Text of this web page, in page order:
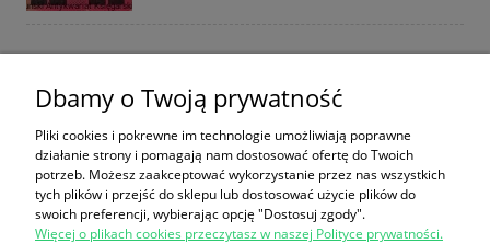
Mój teatr / Iwo Gall
18,90 zł
do koszyka
Dbamy o Twoją prywatność
Pliki cookies i pokrewne im technologie umożliwiają poprawne
działanie strony i pomagają nam dostosować ofertę do Twoich
potrzeb. Możesz zaakceptować wykorzystanie przez nas wszystkich
tych plików i przejść do sklepu lub dostosować użycie plików do
swoich preferencji, wybierając opcję "Dostosuj zgody".
Więcej o plikach cookies przeczytasz w naszej Polityce prywatności.